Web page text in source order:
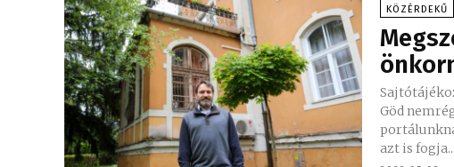
KÖZÉRDEKŰ
Göd nemrég
azt is fogja...